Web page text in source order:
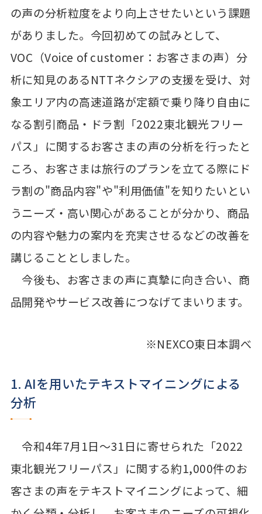
の声の分析粒度をより向上させたいという課題
がありました。今回初めての試みとして、
VOC（Voice of customer：お客さまの声）分
析に知見のあるNTTネクシアの支援を受け、対
象エリア内の高速道路が定額で乗り降り自由に
なる割引商品・ドラ割「2022東北観光フリー
パス」に関するお客さまの声の分析を行ったと
ころ、お客さまは旅行のプランを立てる際にド
ラ割の"商品内容"や"利用価値"を知りたいとい
うニーズ・高い関心があることが分かり、商品
の内容や魅力の案内を充実させるなどの改善を
講じることとしました。
今後も、お客さまの声に真摯に向き合い、商
品開発やサービス改善につなげてまいります。
※NEXCO東日本調べ
1. AIを用いたテキストマイニングによる
分析
令和4年7月1日～31日に寄せられた「2022
東北観光フリーパス」に関する約1,000件のお
客さまの声をテキストマイニングによって、細